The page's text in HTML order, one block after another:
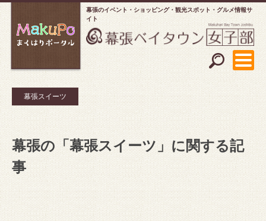
幕張のイベント・ショッピング
観光スポット・グルメ情報サ
イト
幕張スイーツ
幕張の「幕張スイーツ」に関する記
事